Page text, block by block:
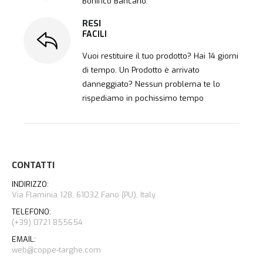
RESI
FACILI
Vuoi restituire il tuo prodotto? Hai 14 giorni
di tempo. Un Prodotto è arrivato
danneggiato? Nessun problema te lo
rispediamo in pochissimo tempo
CONTATTI
INDIRIZZO:
Via Flaminia 128, 61032 Fano (PU), Italy
TELEFONO:
(+39) 0721 855654
EMAIL:
web@coppe-targhe.com